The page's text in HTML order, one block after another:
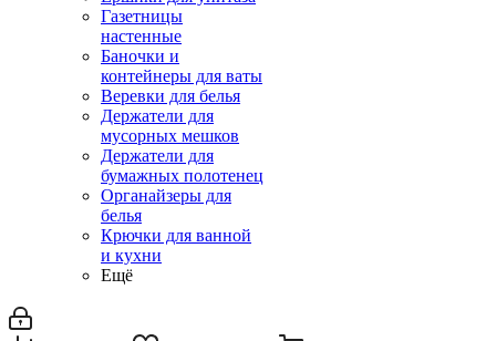
Газетницы
настенные
Баночки и
контейнеры для ваты
Веревки для белья
Держатели для
мусорных мешков
Держатели для
бумажных полотенец
Органайзеры для
белья
Крючки для ванной
и кухни
Ещё